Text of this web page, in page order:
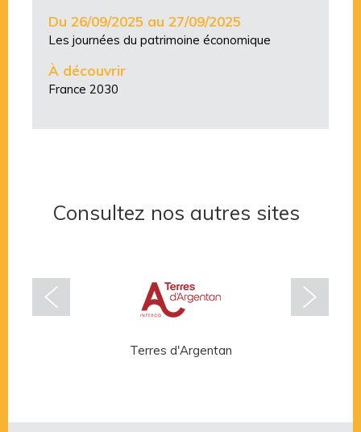
Du 26/09/2025 au 27/09/2025
Les journées du patrimoine économique
À découvrir
France 2030
Consultez nos autres sites
Terres d'Argentan